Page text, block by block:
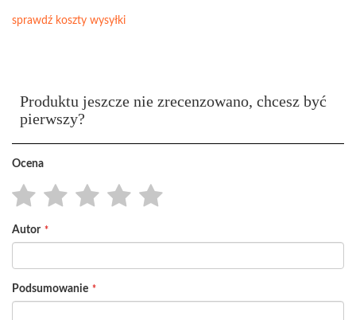
sprawdź koszty wysyłki
Produktu jeszcze nie zrecenzowano, chcesz być
pierwszy?
Ocena
star
stars
stars
stars
stars
Autor
Podsumowanie